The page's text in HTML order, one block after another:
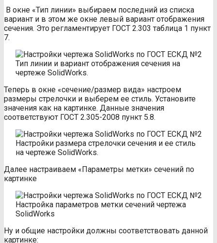
В окне «Тип линии» выбираем последний из списка
вариант и в этом же окне левый вариант отображения
сечения. Это регламентирует ГОСТ 2.303 таблица 1 пункт
7.
Тип линии и вариант отображения сечения на
чертеже SolidWorks.
Теперь в окне «сечение/размер вида» настроем
размеры стрелочки и выберем ее стиль. Установите
значения как на картинке. Данные значения
соответствуют ГОСТ 2.305-2008 пункт 5.8.
Настройки размера стрелочки сечения и ее стиль
на чертеже SolidWorks.
Далее настраиваем «Параметры метки» сечений по
картинке
Настройка параметров метки сечений чертежа
SolidWorks
Ну и общие настройки должны соответствовать данной
картинке: